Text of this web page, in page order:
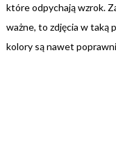
które odpychają wzrok.
ważne, to zdjęcia w taką
kolory są nawet